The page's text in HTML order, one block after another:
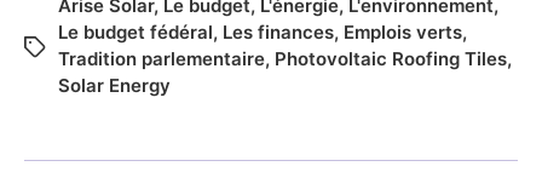
Arise Solar, Le budget, L'énergie, L'environnement,
Le budget fédéral, Les finances, Emplois verts,
Tradition parlementaire, Photovoltaic Roofing Tiles,
Solar Energy